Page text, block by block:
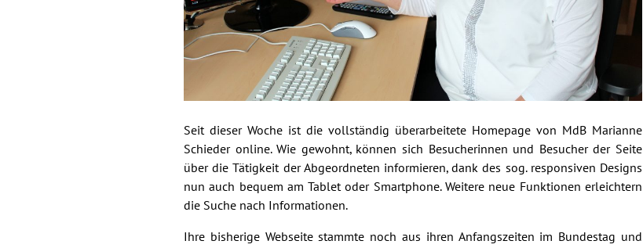
Seit dieser Woche ist die vollständig überarbeitete Homepage von MdB Marianne
Schieder online. Wie gewohnt, können sich Besucherinnen und Besucher der Seite
über die Tätigkeit der Abgeordneten informieren, dank des sog. responsiven Designs
nun auch bequem am Tablet oder Smartphone. Weitere neue Funktionen erleichtern
die Suche nach Informationen.
Ihre bisherige Webseite stammte noch aus ihren Anfangszeiten im Bundestag und